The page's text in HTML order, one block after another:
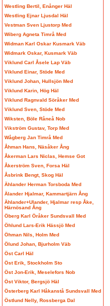
Westling Bertil, Enånger Häl
Westling Ejnar Ljusdal Häl
Vestman Sven Ljustorp Med
Wiberg Agneta Timrå Med
Widman Karl Oskar Kusmark Väb
Widmark Oskar, Kusmark Väb
Viklund Carl Åsele Lap Väb
Viklund Einar, Stöde Med
Viklund Johan, Hullsjön Med
Viklund Karin, Hög Häl
Viklund Ragnvald Söråker Med
Viklund Sven, Stöde Med
Wiksten, Böle Råneå Nob
Vikström Gustav, Torp Med
Wågberg Jan Timrå Med
Åhman Hans, Näsåker Ång
Åkerman Lars Niclas, Hemse Got
Åkerström Sven, Forsa Häl
Åsbrink Bengt, Skog Häl
Ählander Herman Torsboda Med
Älander Hjalmar, Kammartjärn Ång
Ählander+Ulander, Hjalmar resp Åke,
Härnösand Ång
Öberg Karl Öråker Sundsvall Med
Öhlund Lars-Erik Hässjö Med
Öhman Nils, Holm Med
Ölund Johan, Bjurholm Väb
Öst Carl Häl
Öst Erik, Stockholm Sto
Öst Jon-Erik, Meselefors Nob
Öst Viktor, Bergsjö Häl
Österberg Karl Håkanstå Sundsvall Med
Östlund Nelly, Rossberga Dal